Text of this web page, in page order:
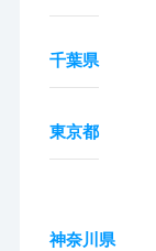
千葉県
東京都
神奈川県